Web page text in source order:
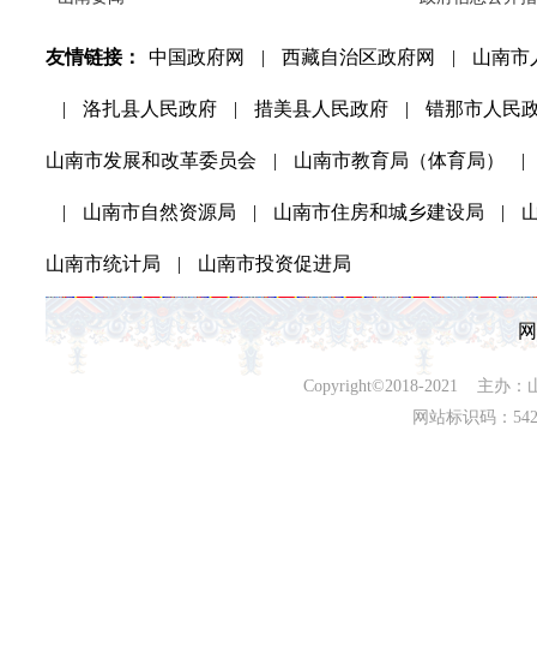
友情链接： 中国政府网 | 西藏自治区政府网 | 山南市
| 洛扎县人民政府 | 措美县人民政府 | 错那市人民
山南市发展和改革委员会 | 山南市教育局（体育局） |
| 山南市自然资源局 | 山南市住房和城乡建设局 |
山南市统计局 | 山南市投资促进局
Copyright©2018-2021 主办：
网站标识码：